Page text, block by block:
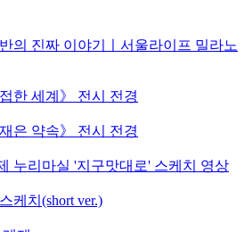
의 진짜 이야기ㅣ서울라이프 밀라노
한 세계》 전시 전경
은 약속》 전시 전경
누리마실 '지구맛대로' 스케치 영상
케치(short ver.)